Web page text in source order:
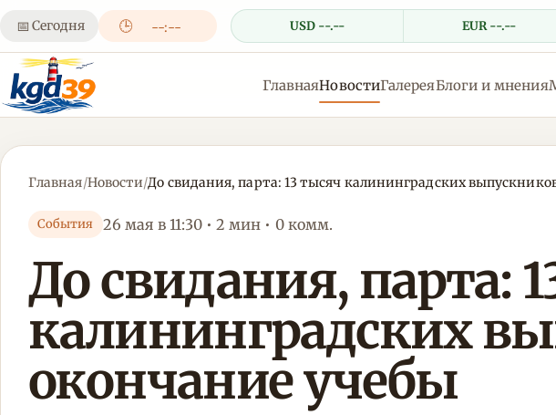
📅 Сегодня 🕒 --:-- USD --.-- EUR --.--
ГлавнаяНовостиГалереяБлоги и мнения
Главная/Новости/До свидания, парта: 13 тысяч калининградских
События 26 мая в 11:30 • 2 мин • 0 комм.
До свидания, парта:
калининградских
окончание учебы